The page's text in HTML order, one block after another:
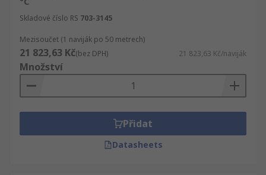
Skladové číslo RS 703-3145
Mezisoučet (1 naviják po 50 metrech)
21 823,63 Kč(bez DPH) 21 823,63 Kč/naviják
Množství
Přidat
Datasheets